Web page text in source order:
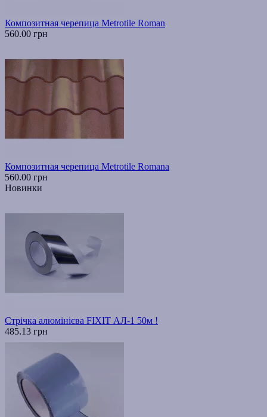
Композитная черепица Metrotile Roman
560.00 грн
Композитная черепица Metrotile Romana
560.00 грн
Новинки
Стрічка алюмінієва FIXIT АЛ-1 50м !
485.13 грн